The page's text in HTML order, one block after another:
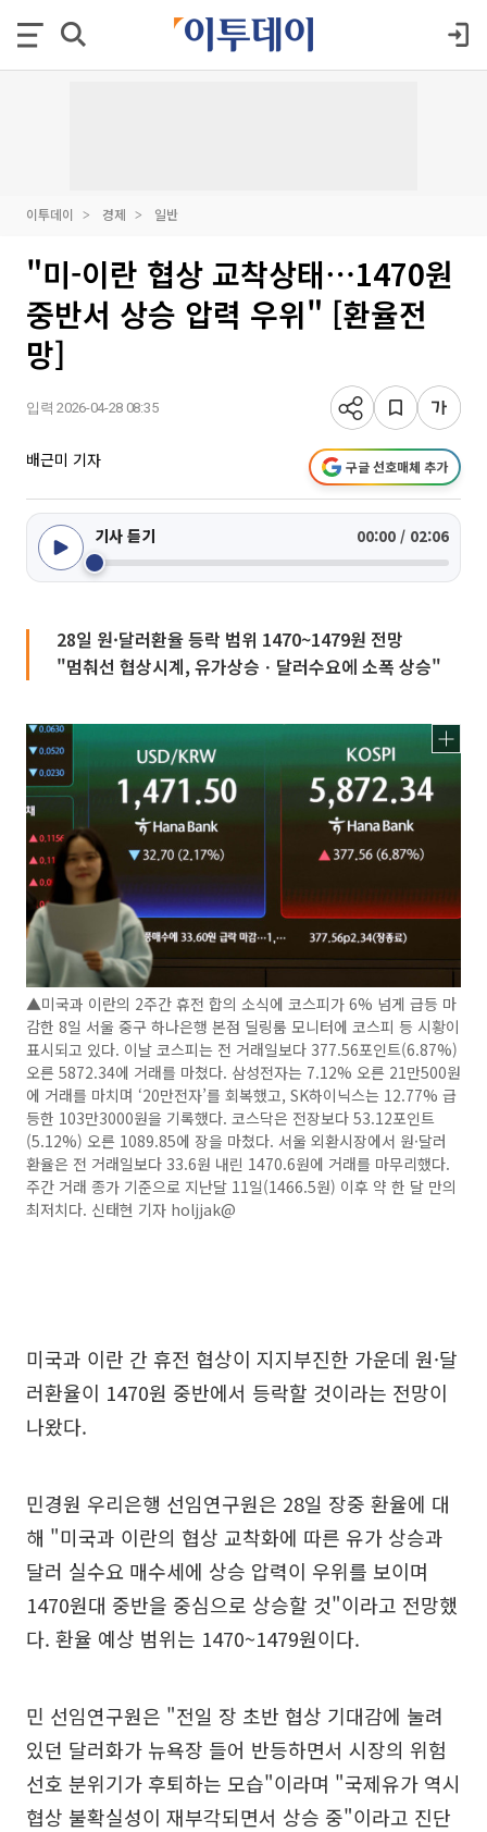
이투데이 경제 일반
"미-이란 협상 교착상태⋯1470원
중반서 상승 압력 우위" [환율전
망]
입력 2026-04-28 08:35
배근미 기자 구글 선호매체 추가
기사 듣기 00:00 / 02:06
28일 원·달러환율 등락 범위 1470~1479원 전망
"멈춰선 협상시계, 유가상승ㆍ달러수요에 소폭 상승"
▲미국과 이란의 2주간 휴전 합의 소식에 코스피가 6% 넘게 급등 마
감한 8일 서울 중구 하나은행 본점 딜링룸 모니터에 코스피 등 시황이
표시되고 있다. 이날 코스피는 전 거래일보다 377.56포인트(6.87%)
오른 5872.34에 거래를 마쳤다. 삼성전자는 7.12% 오른 21만500원
에 거래를 마치며 ‘20만전자’를 회복했고, SK하이닉스는 12.77% 급
등한 103만3000원을 기록했다. 코스닥은 전장보다 53.12포인트
(5.12%) 오른 1089.85에 장을 마쳤다. 서울 외환시장에서 원·달러
환율은 전 거래일보다 33.6원 내린 1470.6원에 거래를 마무리했다.
주간 거래 종가 기준으로 지난달 11일(1466.5원) 이후 약 한 달 만의
최저치다. 신태현 기자 holjjak@
미국과 이란 간 휴전 협상이 지지부진한 가운데 원·달
러환율이 1470원 중반에서 등락할 것이라는 전망이
나왔다.
민경원 우리은행 선임연구원은 28일 장중 환율에 대
해 "미국과 이란의 협상 교착화에 따른 유가 상승과
달러 실수요 매수세에 상승 압력이 우위를 보이며
1470원대 중반을 중심으로 상승할 것"이라고 전망했
다. 환율 예상 범위는 1470~1479원이다.
민 선임연구원은 "전일 장 초반 협상 기대감에 눌려
있던 달러화가 뉴욕장 들어 반등하면서 시장의 위험
선호 분위기가 후퇴하는 모습"이라며 "국제유가 역시
협상 불확실성이 재부각되면서 상승 중"이라고 진단